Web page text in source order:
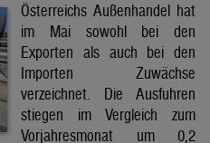
Österreichs Außenhandel hat
im Mai sowohl bei den
Exporten als auch bei den
Importen Zuwächse
verzeichnet. Die Ausfuhren
stiegen im Vergleich zum
Vorjahresmonat um 0,2